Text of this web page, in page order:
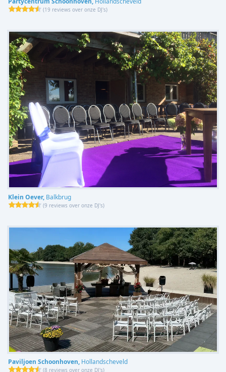
(19 reviews over onze DJ's)
Klein Oever, Balkbrug
(9 reviews over onze DJ's)
Paviljoen Schoonhoven, Hollandscheveld
(8 reviews over onze DJ's)